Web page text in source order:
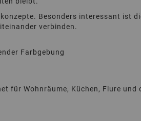
Besonders interessant ist
verbinden.
Farbgebung
für Wohnräume, Küchen, Flure und